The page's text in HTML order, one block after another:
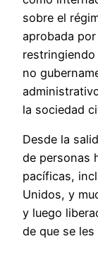
sobre el
aprobada
no
la sociedad
Desde la
de personas
pacíficas,
Unidos, y
y luego
de que se